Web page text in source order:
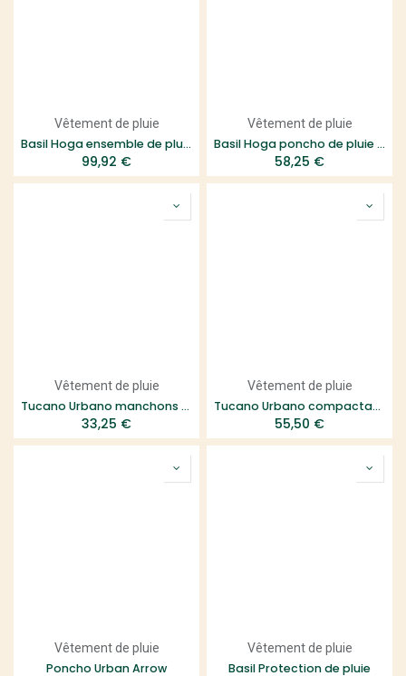
Vêtement de pluie
Basil Hoga ensemble de pluie unisex Bleu horizon
99,92 €
Vêtement de pluie
Basil Hoga poncho de pluie unisex Noir taille unique
58,25 €
Vêtement de pluie
Tucano Urbano manchons Handgrip Cover City noir
33,25 €
Vêtement de pluie
Tucano Urbano compactable Nano Rain Alpha
55,50 €
Vêtement de pluie
Poncho Urban Arrow
Vêtement de pluie
Basil Protection de pluie